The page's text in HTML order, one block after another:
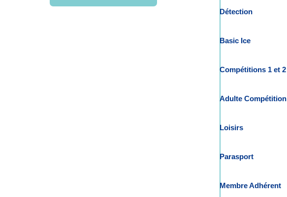
Détection
Basic Ice
Compétitions 1 et 2
Adulte Compétition
Loisirs
Parasport
Membre Adhérent